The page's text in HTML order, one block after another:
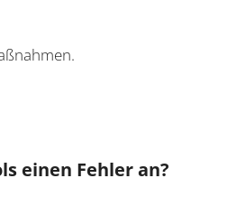
einen Fehler an?